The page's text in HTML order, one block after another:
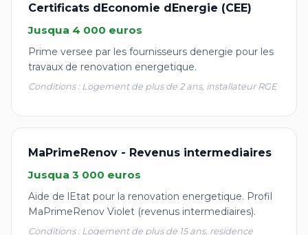
Certificats dEconomie dEnergie (CEE)
Jusqua 4 000 euros
Prime versee par les fournisseurs denergie pour les
travaux de renovation energetique.
Conditions : Logement de plus de 2 ans, installateur RGE
MaPrimeRenov - Revenus intermediaires
Jusqua 3 000 euros
Aide de lEtat pour la renovation energetique. Profil
MaPrimeRenov Violet (revenus intermediaires).
Conditions : Logement de plus de 15 ans, residence